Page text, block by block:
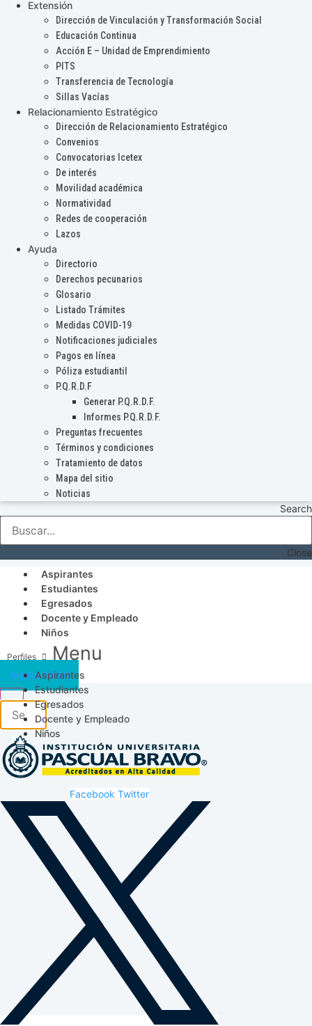
Extensión
Dirección de Vinculación y Transformación Social
Educación Continua
Acción E – Unidad de Emprendimiento
PITS
Transferencia de Tecnología
Sillas Vacías
Relacionamiento Estratégico
Dirección de Relacionamiento Estratégico
Convenios
Convocatorias Icetex
De interés
Movilidad académica
Normatividad
Redes de cooperación
Lazos
Ayuda
Directorio
Derechos pecunarios
Glosario
Listado Trámites
Medidas COVID-19
Notificaciones judiciales
Pagos en línea
Póliza estudiantil
P.Q.R.D.F
Generar P.Q.R.D.F.
Informes P.Q.R.D.F.
Preguntas frecuentes
Términos y condiciones
Tratamiento de datos
Mapa del sitio
Noticias
Search
Close
Aspirantes
Estudiantes
Egresados
Docente y Empleado
Niños
Menu
Aspirantes
Estudiantes
Egresados
Docente y Empleado
Niños
Acceso SICAU
Facebook Twitter